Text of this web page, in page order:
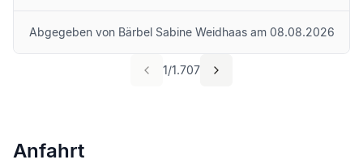
1/1.707
Abgegeben von Bärbel Sabine Weidhaasam 08.08.2026
Anfahrt